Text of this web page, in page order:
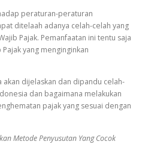
peraturan-peraturan
ditelaah adanya celah-celah yang
Pajak. Pemanfaatan ini tentu saja
yang menginginkan
dijelaskan dan dipandu celah-
dan bagaimana melakukan
pajak yang sesuai dengan
Metode Penyusutan Yang Cocok